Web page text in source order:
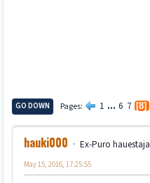
GO DOWN Pages 1 ... 6 7 8
hauki000
Ex-Puro hauestaja
May 15, 2016, 17:25:55